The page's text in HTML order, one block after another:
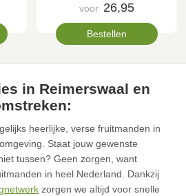
voor 26,95
Bestellen
in Reimerswaal en
heerlijke, verse fruitmanden in
Staat jouw gewenste
tussen? Geen zorgen, want
in heel Nederland. Dankzij
zorgen we altijd voor snelle